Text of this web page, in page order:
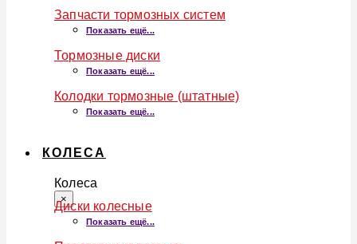
Запчасти тормозных систем
Показать ещё...
Тормозные диски
Показать ещё...
Колодки тормозные (штатные)
Показать ещё...
КОЛЕСА
Колеса
×
Диски колесные
Показать ещё...